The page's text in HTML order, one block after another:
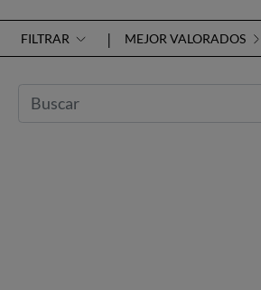
FILTRAR MEJOR VALORADOS